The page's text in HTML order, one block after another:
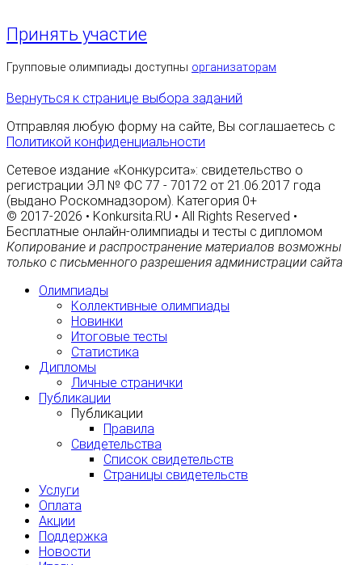
Принять участие
Групповые олимпиады доступны организаторам
Вернуться к странице выбора заданий
Отправляя любую форму на сайте, Вы соглашаетесь с
Политикой конфиденциальности
Сетевое издание «Конкурсита»: свидетельство о
регистрации ЭЛ № ФС 77 - 70172 от 21.06.2017 года
(выдано Роскомнадзором). Категория 0+
© 2017-2026 • Konkursita.RU • All Rights Reserved •
Бесплатные онлайн-олимпиады и тесты с дипломом
Копирование и распространение материалов возможны
только с письменного разрешения администрации сайта
Олимпиады
Коллективные олимпиады
Новинки
Итоговые тесты
Статистика
Дипломы
Личные странички
Публикации
Публикации
Правила
Свидетельства
Список свидетельств
Страницы свидетельств
Услуги
Оплата
Акции
Поддержка
Новости